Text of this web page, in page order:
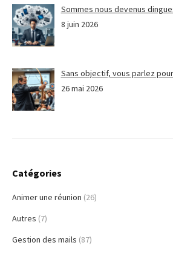
Sommes nous devenus
8 juin 2026
Sans objectif, vous parlez
26 mai 2026
Catégories
Animer une réunion (26)
Autres (7)
Gestion des mails (87)